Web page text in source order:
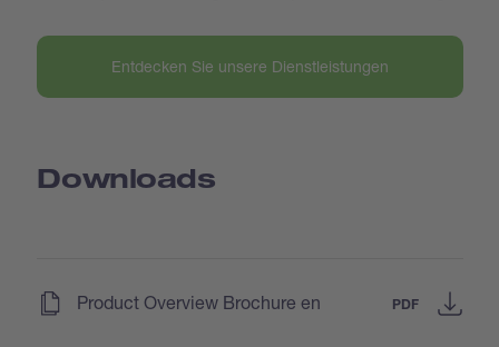
Entdecken Sie unsere Dienstleistungen
Downloads
Product Overview Brochure en PDF